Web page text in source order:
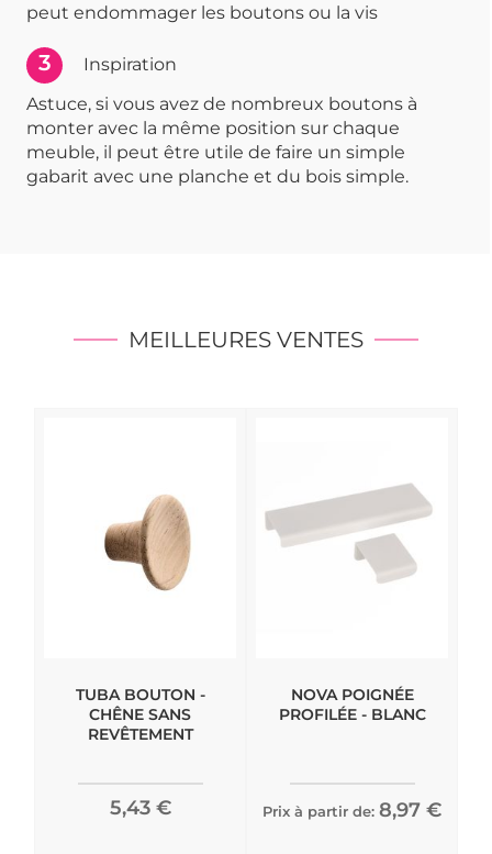
peut endommager les boutons ou la vis
3
Inspiration
Astuce, si vous avez de nombreux boutons à
monter avec la même position sur chaque
meuble, il peut être utile de faire un simple
gabarit avec une planche et du bois simple.
MEILLEURES VENTES
TUBA BOUTON -
CHÊNE SANS
REVÊTEMENT
5,43 €
NOVA POIGNÉE
PROFILÉE - BLANC
Prix à partir de: 8,97 €